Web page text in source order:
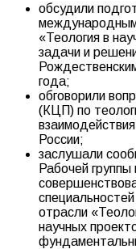
обсудили
международным
«Теология в
задачи и
года;
обговорили
(КЦП) по
России;
заслушали
Рабочей
отрасли
научных